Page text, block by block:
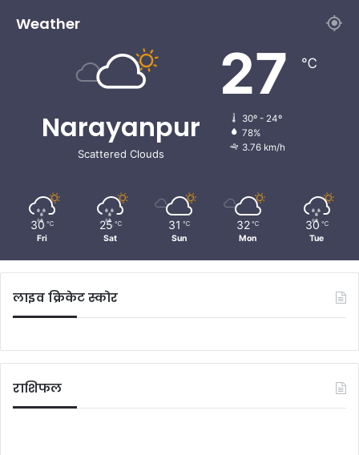
Weather
Narayanpur
Scattered Clouds
27 ℃
30º - 24º
78%
3.76 km/h
30 ℃
Fri
25 ℃
Sat
31 ℃
Sun
32 ℃
Mon
30 ℃
Tue
लाइव क्रिकेट स्कोर
राशिफल